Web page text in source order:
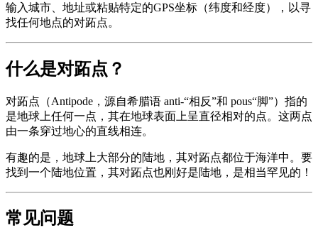
输入城市、地址或粘贴特定的GPS坐标（纬度和经度），以寻
找任何地点的对跖点。
什么是对跖点？
对跖点（Antipode，源自希腊语 anti-“相反”和 pous“脚”）指的
是地球上任何一点，其在地球表面上呈直径相对的点。这两点
由一条穿过地心的直线相连。
有趣的是，地球上大部分的陆地，其对跖点都位于海洋中。要
找到一个陆地位置，其对跖点也刚好是陆地，是相当罕见的！
常见问题